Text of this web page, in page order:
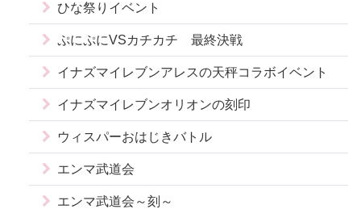
ひな祭りイベント
ぷにぷにVSカチカチ 最終決戦
イナズマイレブンアレスの天秤コラボイベント
イナズマイレブンオリオンの刻印
ウィスパーおはじきバトル
エンマ武道会
エンマ武道会～刻～